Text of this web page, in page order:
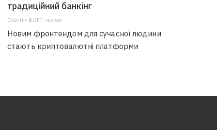
традиційний банкінг
Статті • БОРГ-review
Новим фронтендом для сучасної людини
стають криптовалютні платформи